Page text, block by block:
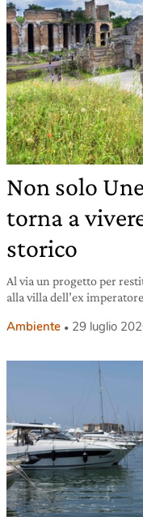
Non solo
torna a
storico
Al via un progetto per
alla villa dell’ex
Ambiente 29 luglio